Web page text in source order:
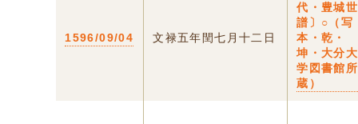
1596/09/04 文禄五年閏七月十二日
代・豊城世
譜〕○（写
本・乾・
坤・大分大
学図書館所
蔵）